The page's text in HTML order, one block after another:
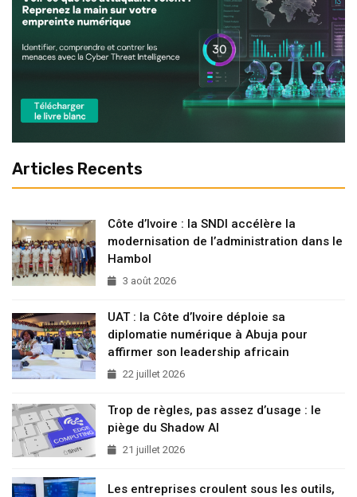
Articles Recents
Côte d’Ivoire : la SNDI accélère la
modernisation de l’administration dans le
Hambol
3 août 2026
UAT : la Côte d’Ivoire déploie sa
diplomatie numérique à Abuja pour
affirmer son leadership africain
22 juillet 2026
Trop de règles, pas assez d’usage : le
piège du Shadow AI
21 juillet 2026
Les entreprises croulent sous les outils,